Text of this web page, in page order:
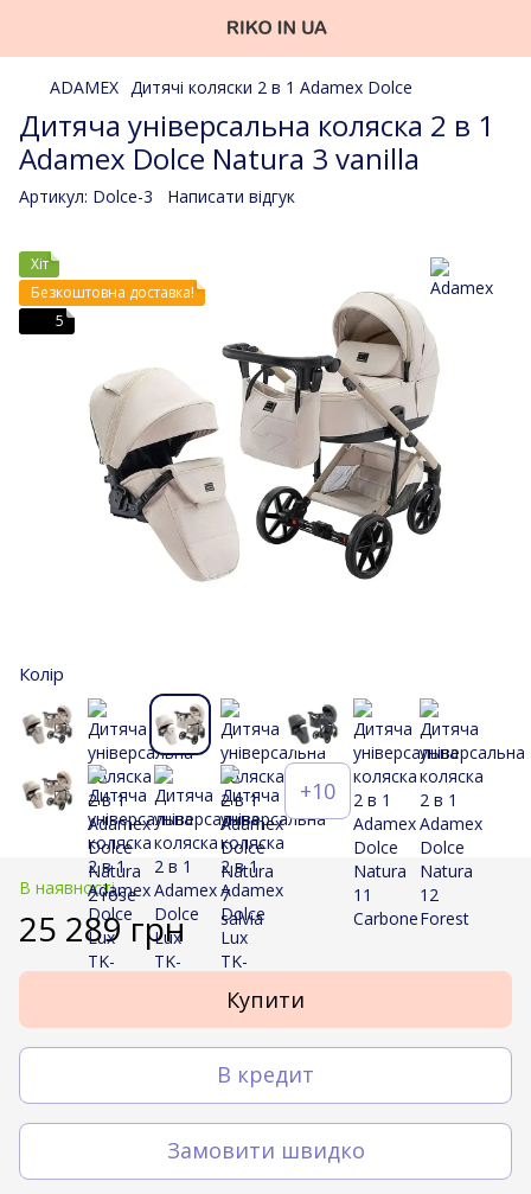
ADAMEX Дитячі коляски 2 в 1 Adamex Dolce
Дитяча універсальна коляска 2 в 1
Adamex Dolce Natura 3 vanilla
Артикул: Dolce-3 Написати відгук
Хіт
Безкоштовна доставка!
5
Колір
+10
В наявності
25 289 грн
Купити
В кредит
Замовити швидко